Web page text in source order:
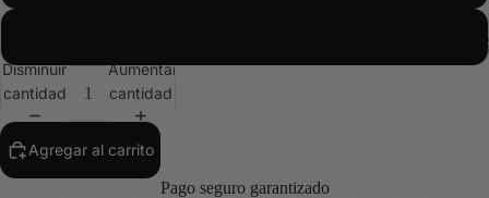
Disminuir
cantidad
Aumentar
cantidad
Agregar al carrito
Pago seguro garantizado